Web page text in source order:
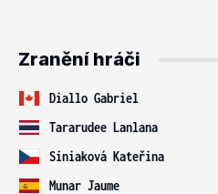
Zranění hráči
Diallo Gabriel
Tararudee Lanlana
Siniaková Kateřina
Munar Jaume